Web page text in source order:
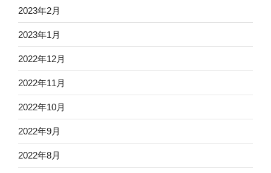
2023年2月
2023年1月
2022年12月
2022年11月
2022年10月
2022年9月
2022年8月